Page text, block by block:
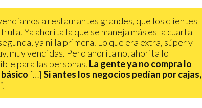
a restaurantes grandes, que los clientes
Ya ahorita la que se maneja más es la cuarta
ya ni la primera. Lo que era extra, súper y
muy vendidas. Pero ahorita no, ahorita lo
para las personas. La gente ya no compra lo
[…] Si antes los negocios pedían por cajas,
“.